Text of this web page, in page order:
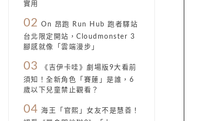
實用
02 On 昂跑 Run Hub 跑者驛站
台北限定開站，Cloudmonster 3
腳感就像「雲端漫步」
03
《吉伊卡哇》劇場版9大看前
須知！全新角色「賽蓮」是誰，6
歲以下兒童禁止觀看？
04 海王「官熙」女友不是慧善！